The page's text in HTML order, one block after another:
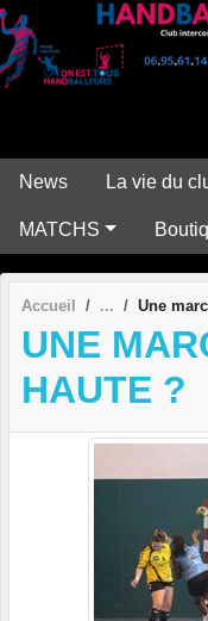
News La vie du
MATCHS
Accueil Une
UNE
HAUTE ?
Panneau de gestion